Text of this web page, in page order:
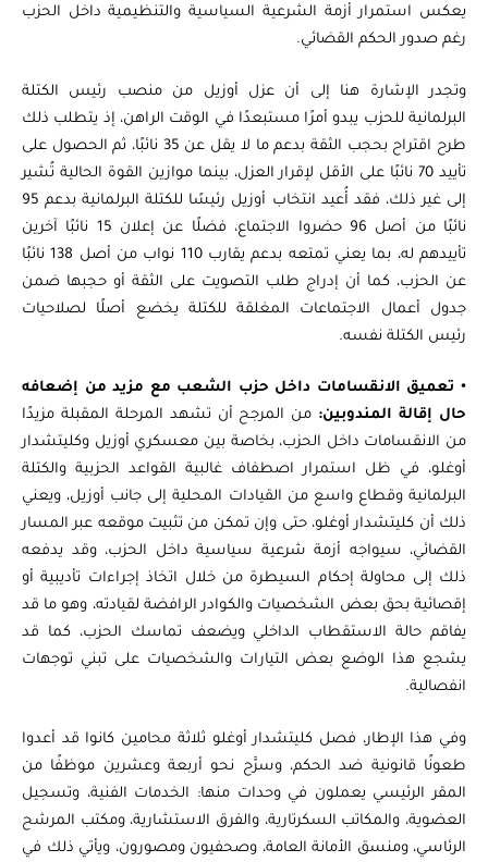
يعكس استمرار أزمة الشرعية السياسية والتنظيمية داخل الحزب
رغم صدور الحكم القضائي.
وتجدر الإشارة هنا إلى أن عزل أوزيل من منصب رئيس الكتلة
البرلمانية للحزب يبدو أمرًا مستبعدًا في الوقت الراهن، إذ يتطلب ذلك
طرح اقتراح بحجب الثقة بدعم ما لا يقل عن 35 نائبًا، ثم الحصول على
تأييد 70 نائبًا على الأقل لإقرار العزل، بينما موازين القوة الحالية تُشير
إلى غير ذلك، فقد أُعيد انتخاب أوزيل رئيسًا للكتلة البرلمانية بدعم 95
نائبًا من أصل 96 حضروا الاجتماع، فضلًا عن إعلان 15 نائبًا آخرين
تأييدهم له، بما يعني تمتعه بدعم يقارب 110 نواب من أصل 138 نائبًا
عن الحزب، كما أن إدراج طلب التصويت على الثقة أو حجبها ضمن
جدول أعمال الاجتماعات المغلقة للكتلة يخضع أصلًا لصلاحيات
رئيس الكتلة نفسه.
تعميق الانقسامات داخل حزب الشعب مع مزيد من إضعافه
حال إقالة المندوبين: من المرجح أن تشهد المرحلة المقبلة مزيدًا
من الانقسامات داخل الحزب، بخاصة بين معسكري أوزيل وكليتشدار
أوغلو، في ظل استمرار اصطفاف غالبية القواعد الحزبية والكتلة
البرلمانية وقطاع واسع من القيادات المحلية إلى جانب أوزيل، ويعني
ذلك أن كليتشدار أوغلو، حتى وإن تمكن من تثبيت موقعه عبر المسار
القضائي، سيواجه أزمة شرعية سياسية داخل الحزب، وقد يدفعه
ذلك إلى محاولة إحكام السيطرة من خلال اتخاذ إجراءات تأديبية أو
إقصائية بحق بعض الشخصيات والكوادر الرافضة لقيادته، وهو ما قد
يفاقم حالة الاستقطاب الداخلي ويضعف تماسك الحزب، كما قد
يشجع هذا الوضع بعض التيارات والشخصيات على تبني توجهات
انفصالية.
وفي هذا الإطار، فصل كليتشدار أوغلو ثلاثة محامين كانوا قد أعدوا
طعونًا قانونية ضد الحكم، وسرَّح نحو أربعة وعشرين موظفًا من
المقر الرئيسي يعملون في وحدات منها: الخدمات الفنية، وتسجيل
العضوية، والمكاتب السكرتارية، والفرق الاستشارية، ومكتب المرشح
الرئاسي، ومنسق الأمانة العامة، وصحفيون ومصورون، ويأتي ذلك في